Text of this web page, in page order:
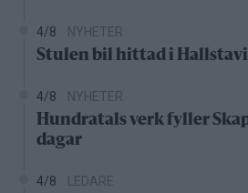
4/8 NYHETER
Stulen bil hittad i
4/8 NYHETER
Hundratals verk fyller
dagar
4/8 LEDARE